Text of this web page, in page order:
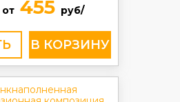
от 455 руб/